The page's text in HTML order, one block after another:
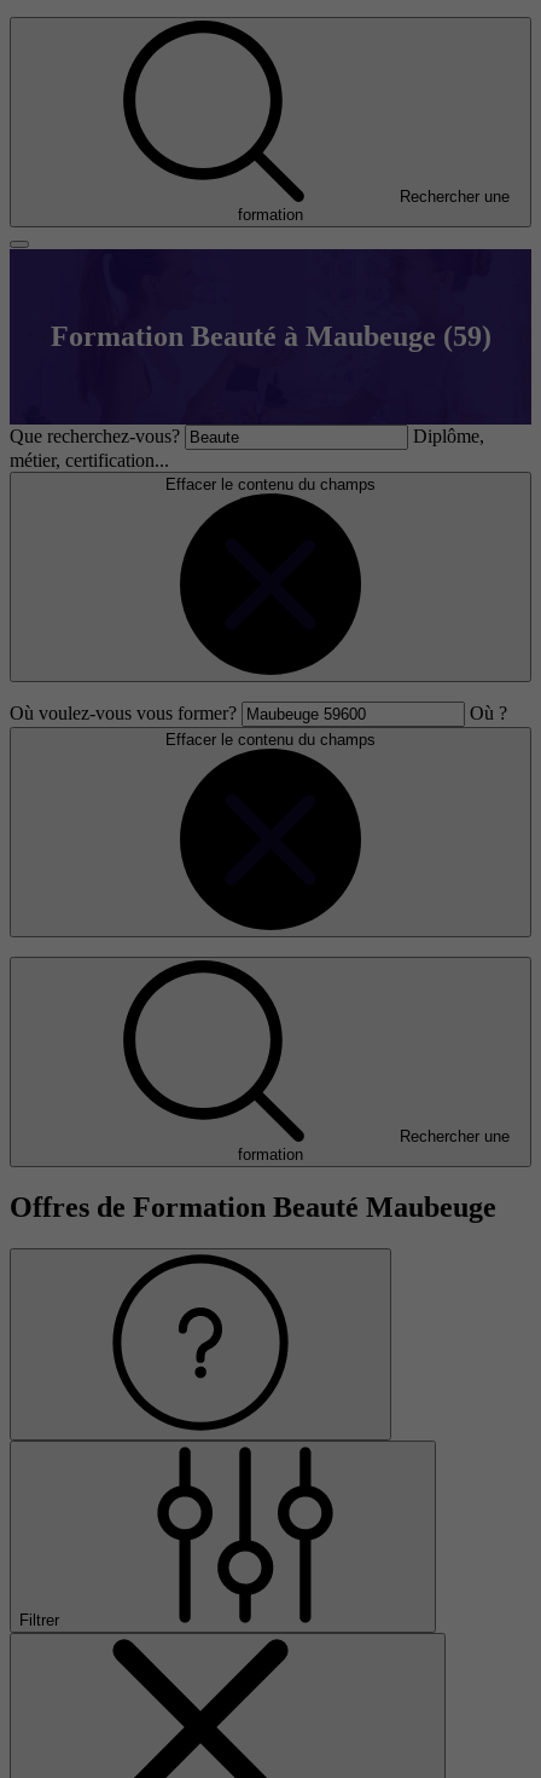
Rechercher une
formation
Formation Beauté à Maubeuge (59)
Que recherchez-vous?
Diplôme,
métier, certification...
Effacer le contenu du champs
Où voulez-vous vous former? Où ?
Effacer le contenu du champs
Rechercher une
formation
Offres de Formation Beauté Maubeuge
Filtrer